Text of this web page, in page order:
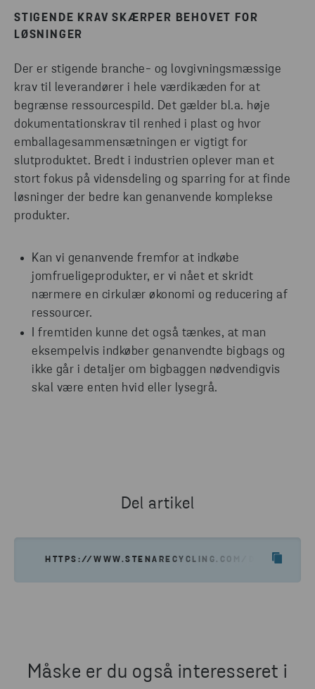
STIGENDE KRAV SKÆRPER BEHOVET FOR
LØSNINGER
Der er stigende branche- og lovgivningsmæssige
krav til leverandører i hele værdikæden for at
begrænse ressourcespild. Det gælder bl.a. høje
dokumentationskrav til renhed i plast og hvor
emballagesammensætningen er vigtigt for
slutproduktet. Bredt i industrien oplever man et
stort fokus på vidensdeling og sparring for at finde
løsninger der bedre kan genanvende komplekse
produkter.
Kan vi genanvende fremfor at indkøbe
jomfrueligeprodukter, er vi nået et skridt
nærmere en cirkulær økonomi og reducering af
ressourcer.
I fremtiden kunne det også tænkes, at man
eksempelvis indkøber genanvendte bigbags og
ikke går i detaljer om bigbaggen nødvendigvis
skal være enten hvid eller lysegrå.
Del artikel
HTTPS://WWW.STENARECYCLING.COM/DA/
Måske er du også interesseret i